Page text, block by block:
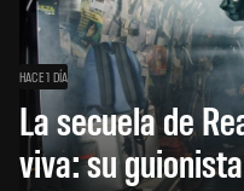
HACE 1 DÍA
La secuela de
viva: su